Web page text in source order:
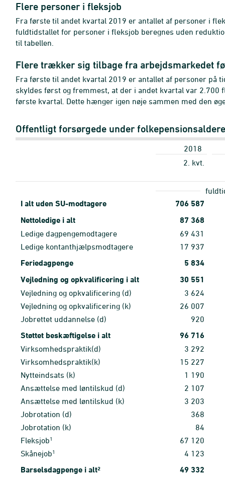
Flere personer i fleksjob
Fra første til andet kvartal 2019 er antallet af personer i
fuldtidstallet for personer i fleksjob beregnes uden
til tabellen.
Flere trækker sig tilbage fra arbejdsmarkedet
Fra første til andet kvartal 2019 er antallet af personer på
skyldes først og fremmest, at der i andet kvartal var
første kvartal. Dette hænger igen nøje sammen med den
Offentligt forsørgede under
2018
2. kvt.
I alt uden SU-modtagere 706 587
Nettoledige i alt
87 368
Ledige dagpengemodtagere 69 431
Ledige kontanthjælpsmodtagere
17 937
Feriedagpenge 5 834
Vejledning og opkvalificering i alt
30 551
Vejledning og opkvalificering (d) 3 624
Vejledning og opkvalificering (k)
26 007
Jobrettet uddannelse (d)
920
Støttet beskæftigelse i alt 96 716
Virksomhedspraktik(d) 3 292
Virksomhedspraktik(k)
15 227
Nytteindsats (k)
1 190
Ansættelse med løntilskud (d)
2 107
Ansættelse med løntilskud (k)
3 203
Jobrotation (d)
368
Jobrotation (k)
84
Fleksjob1 67 120
Skånejob1 4 123
Barselsdagpenge i alt2 49 332